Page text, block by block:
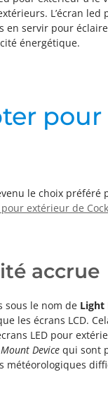
L’écran
en servir pour
énergétique.
pour
le choix
extérieur de
accrue
sous le nom de Light
les écrans LCD.
LED pour
Device qui sont
météorologiques